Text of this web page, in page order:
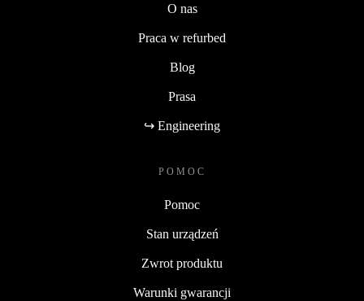
O nas
Praca w refurbed
Blog
Prasa
↪ Engineering
POMOC
Pomoc
Stan urządzeń
Zwrot produktu
Warunki gwarancji